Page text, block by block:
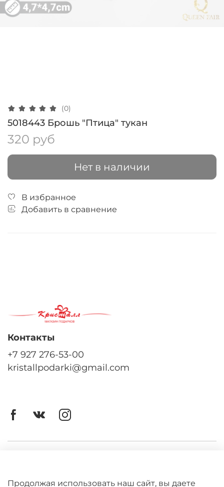
(0)
5018443 Брошь "Птица" тукан
320 руб
Нет в наличии
В избранное
Добавить в сравнение
Контакты
+7 927 276-53-00
kristallpodarki@gmail.com
Продолжая использовать наш сайт, вы даете